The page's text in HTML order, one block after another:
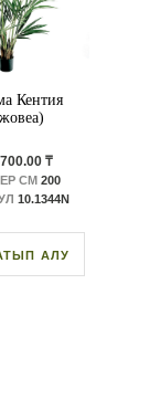
Кентия
₸
СМ200
10.1344N
АЛУ